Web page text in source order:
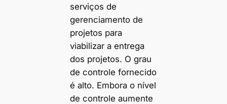
serviços de
gerenciamento de
projetos para
viabilizar a entrega
dos projetos. O grau
de controle fornecido
é alto. Embora o nível
de controle aumente